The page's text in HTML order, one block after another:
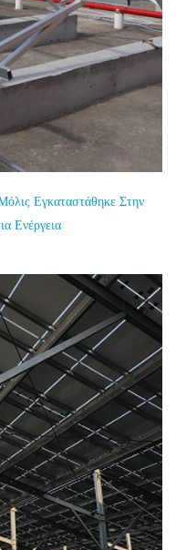
Εγκαταστάθηκε Στην
Ενέργεια